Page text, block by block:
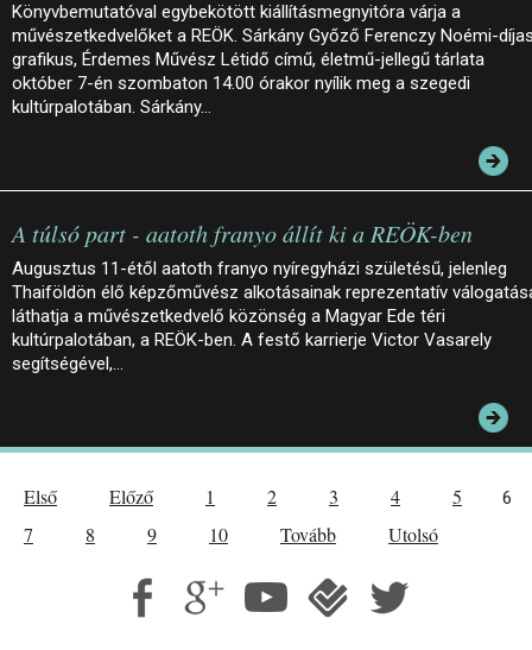
Könyvbemutatóval egybekötött kiállításmegnyitóra várja a
művészetkedvelőket a REÖK. Sárkány Győző Ferenczy Noémi-
grafikus, Érdemes Művész Létidő című, életmű-jellegű tárlata
október 7-én szombaton 14.00 órakor nyílik meg a szegedi
kultúrpalotában. Sárkány…
A túlsó part - aatoth franyo állít ki a REÖK-ben
Augusztus 11-étől aatoth franyo nyíregyházi születésű, jelenleg
Thaiföldön élő képzőművész alkotásainak reprezentatív
láthatja a művészetkedvelő közönség a Magyar Ede téri
kultúrpalotában, a REÖK-ben. A festő karrierje Victor Vasarely
segítségével,…
Első Előző 1 2 3 4 5 6
7 8 9 10 Tovább Utolsó